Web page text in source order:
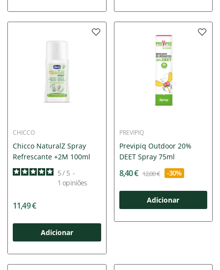
CHICCO
Chicco NaturalZ Spray
Refrescante +2M 100ml
5/ 5 -
1 opiniões
11,49 €
Adicionar
PREVIPIQ
Previpiq Outdoor 20%
DEET Spray 75ml
8,40 € 12,00 € -30%
Adicionar